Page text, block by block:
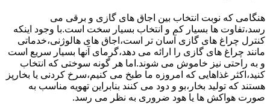
هنگامی که نوبت انتخاب بین اجاق های گازی و برقی می
رسد،تفاوت ها بسیار کم و انتخاب بسیار سخت است.با وجود اینکه
کنترل چراغ های گازی آسان تر است،اجاق های هالوژنی،خدماتی
مانند چراغ های گازی را ارائه می دهد،گرمای آنها بسیار سریع است
و به راحتی نیز خاموش می شوند.اما هر گونه سوختی که انتخاب
کنید،اکثر غذاهایی که امروزه ما طبخ می کنیم،سرخ کردنی یا بخارپز
هستند که تولید بخار،بو و دود می کنند بنابراین تهویه مناسب به
صورت هواکش ها یا هود ضروری به نظر می رسد.